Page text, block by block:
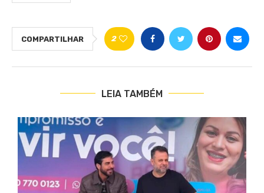
COMPARTILHAR 2
LEIA TAMBÉM